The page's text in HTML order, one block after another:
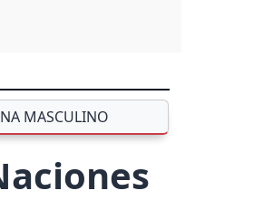
MASCULINO